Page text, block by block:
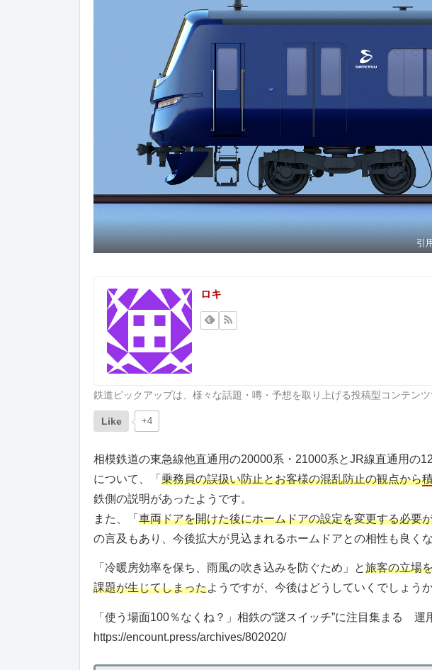
引
ロキ
鉄道ピックアップは、様々な話題・噂・予想を取り上げる投稿型コンテンツ
Like +4
相模鉄道の東急線他直通用の20000系・21000系とJR線直通用の
について、「 乗務員の誤扱い防止とお客様の混乱防止の観点から
鉄側の説明があったようです。
また、「 車両ドアを開けた後にホームドアの設定を変更する必要
の言及もあり、今後拡大が見込まれるホームドアとの相性も良く
「冷暖房効率を保ち、雨風の吹き込みを防ぐため」と旅客の立場
課題が生じてしまったようですが、今後はどうしていくでしょう
「使う場面100％なくね？」相鉄の“謎スイッチ”に注目集まる 運
https://encount.press/archives/802020/